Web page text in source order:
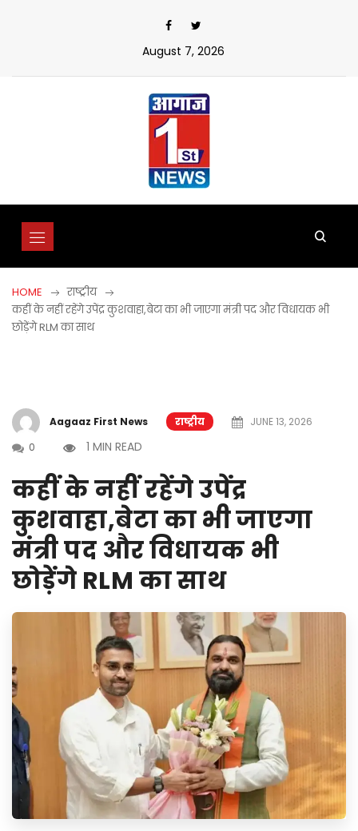
August 7, 2026
HOME
राष्ट्रीय
कहीं के नहीं रहेंगे उपेंद्र कुशवाहा,बेटा का भी जाएगा मंत्री पद और विधायक भी
छोड़ेंगे RLM का साथ
Aagaaz First News राष्ट्रीय
JUNE 13, 2026
0
1 MIN READ
कहीं के नहीं रहेंगे उपेंद्र
कुशवाहा,बेटा का भी जाएगा
मंत्री पद और विधायक भी
छोड़ेंगे RLM का साथ